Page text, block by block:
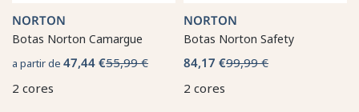
NORTON
Botas Norton Camargue
a partir de 47,44 €55,99 €
2 cores
NORTON
Botas Norton Safety
84,17 €99,99 €
2 cores